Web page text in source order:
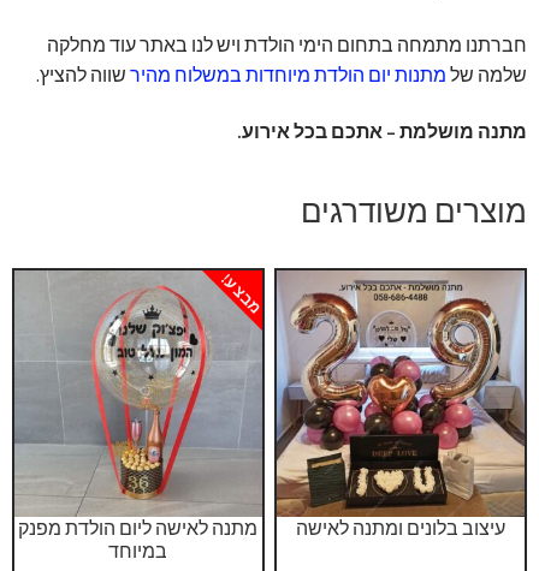
חברתנו מתמחה בתחום הימי הולדת ויש לנו באתר עוד מחלקה
שלמה של מתנות יום הולדת מיוחדות במשלוח מהיר שווה להציץ.
מתנה מושלמת – אתכם בכל אירוע.
מוצרים משודרגים
מתנה לאישה ליום הולדת מפנק
במיוחד
מבצע!
עיצוב בלונים ומתנה לאישה